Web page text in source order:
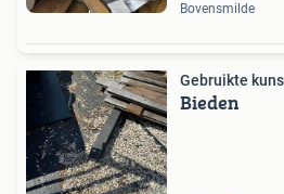
Bovensmilde
Gebruikte
Bieden